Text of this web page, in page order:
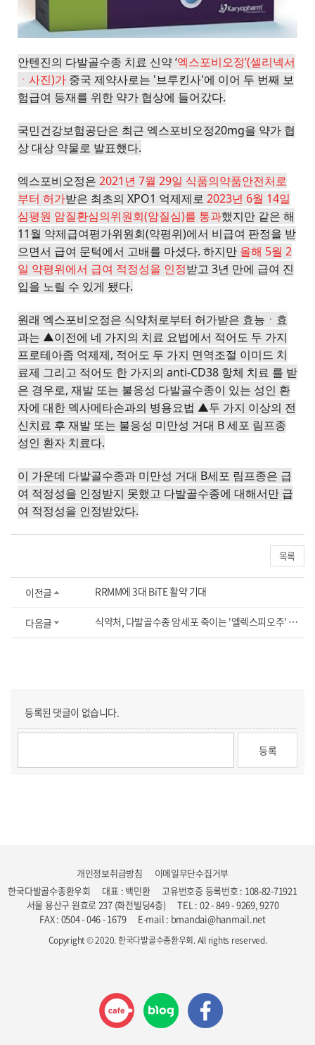
안텐진의 다발골수종 치료 신약 ‘엑스포비오정’(셀리넥서
ㆍ사진)가 중국 제약사로는 '브루킨사'에 이어 두 번째 보
험급여 등재를 위한 약가 협상에 들어갔다.
국민건강보험공단은 최근 엑스포비오정20mg을 약가 협
상 대상 약물로 발표했다.
엑스포비오정은 2021년 7월 29일 식품의약품안전처로
부터 허가받은 최초의 XPO1 억제제로 2023년 6월 14일
심평원 암질환심의위원회(암질심)를 통과했지만 같은 해
11월 약제급여평가위원회(약평위)에서 비급여 판정을 받
으면서 급여 문턱에서 고배를 마셨다. 하지만 올해 5월 2
일 약평위에서 급여 적정성을 인정받고 3년 만에 급여 진
입을 노릴 수 있게 됐다.
원래 엑스포비오정은 식약처로부터 허가받은 효능ㆍ효
과는 ▲이전에 네 가지의 치료 요법에서 적어도 두 가지
프로테아좀 억제제, 적어도 두 가지 면역조절 이미드 치
료제 그리고 적어도 한 가지의 anti-CD38 항체 치료 를 받
은 경우로, 재발 또는 불응성 다발골수종이 있는 성인 환
자에 대한 덱사메타손과의 병용요법 ▲두 가지 이상의 전
신치료 후 재발 또는 불응성 미만성 거대 B 세포 림프종
성인 환자 치료다.
이 가운데 다발골수종과 미만성 거대 B세포 림프종은 급
여 적정성을 인정받지 못했고 다발골수종에 대해서만 급
여 적정성을 인정받았다.
목록
이전글 RRMM에 3대 BiTE 활약 기대
다음글 식약처, 다발골수종 암세포 죽이는 '엘렉스피오주' 허가
등록된 댓글이 없습니다.
개인정보취급방침
이메일무단수집거부
한국다발골수종환우회
대표 : 백민환
고유번호증 등록번호 : 108-82-71921
서울 용산구 원효로 237 (화전빌딩4층)
TEL : 02 - 849 - 9269, 9270
FAX : 0504 - 046 - 1679
E-mail : bmandai@hanmail.net
Copyright © 2020. 한국다발골수종환우회. All rights reserved.